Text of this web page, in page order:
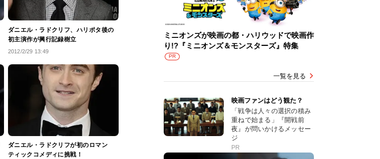
ダニエル・ラドクリフ、ハリポタ後の
初主演作が興行記録樹立
2012/2/29 13:49
ダニエル・ラドクリフが初のロマン
ティックコメディに挑戦！
ミニオンズが映画の都・ハリウッドで映画作
り!?『ミニオンズ＆モンスターズ』特集
PR
一覧を見る
映画ファンはどう観た？
「戦争は人々の選択の積み
重ねで始まる」『開戦前
夜』が問いかけるメッセー
ジ
PR